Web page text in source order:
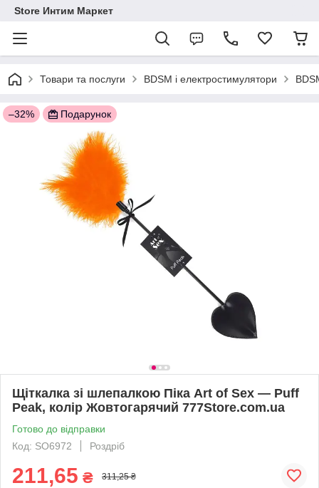
Store Интим Маркет
Товари та послуги BDSM і електростимулятори
–32% Подарунок
Щіткалка зі шлепалкою Піка Art of Sex — Puff
Peak, колір Жовтогарячий 777Store.com.ua
Готово до відправки
Код: SO6972
Роздріб
211,65 ₴ 311,25 ₴